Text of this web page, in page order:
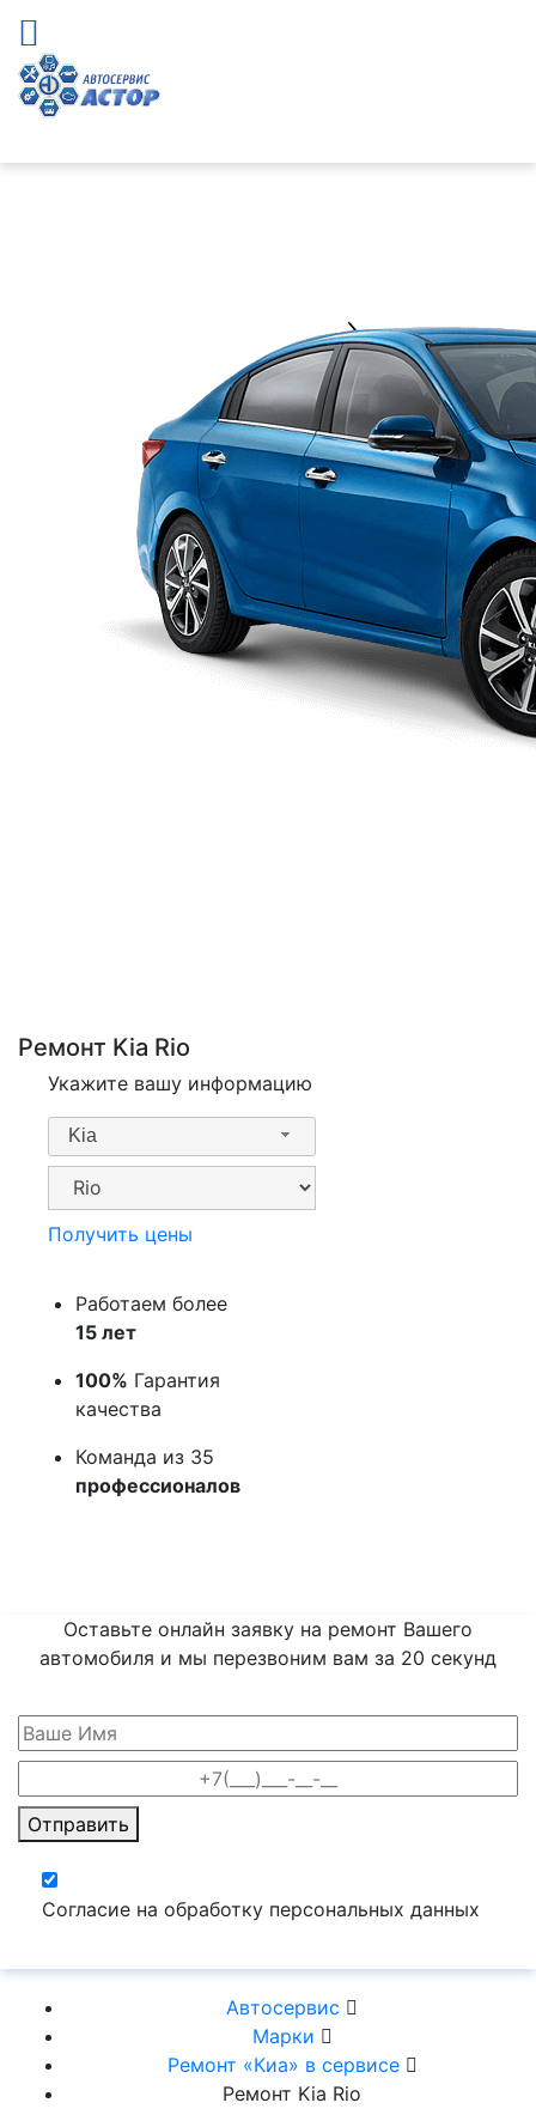
Ремонт Kia Rio
Укажите вашу информацию
Kia
Получить цены
Работаем более
15 лет
100% Гарантия
качества
Команда из 35
профессионалов
Оставьте онлайн заявку на ремонт Вашего
автомобиля и мы перезвоним вам за 20 секунд
Отправить
Согласие на обработку персональных данных
Автосервис
Марки
Ремонт «Киа» в сервисе
Ремонт Kia Rio